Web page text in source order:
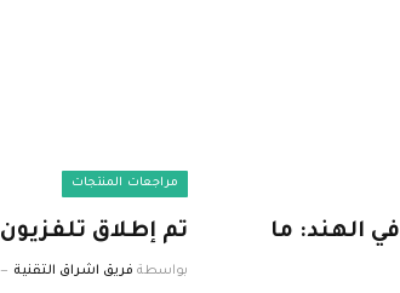
سوني تطلق تلفزيون Bravia XR Master A95K OLED في الهند: ما
مراجعات المنتجات
تم إطلاق تلفزيون Sony Bravia XR 85X95K 4K Mini LED في الهند
بواسطة فريق اشراق التقنية